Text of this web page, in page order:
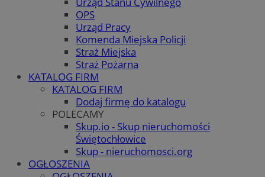
OPS
Urząd Pracy
Komenda Miejska Policji
Straż Miejska
Straż Pożarna
KATALOG FIRM
KATALOG FIRM
Dodaj firmę do katalogu
POLECAMY
Skup.io - Skup nieruchomości
Świętochłowice
Skup - nieruchomosci.org
OGŁOSZENIA